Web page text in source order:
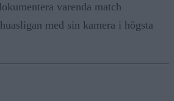
varenda match
med sin kamera i högsta